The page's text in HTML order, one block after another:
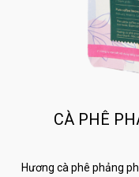
CÀ PHÊ
Hương cà phê phảng